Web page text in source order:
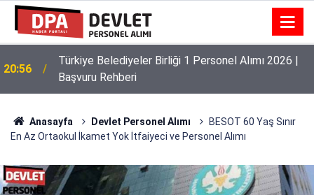
20:56
Türkiye Belediyeler Birliği 1 Personel Alımı 2026 |
Başvuru Rehberi
20:27
Rize Belediye 1 Personel Alımı 2026 | Başvuru
Rehberi
Anasayfa Devlet Personel Alımı
BESOT 60 Yaş Sınır
En Az Ortaokul İkamet Yok İtfaiyeci ve Personel Alımı